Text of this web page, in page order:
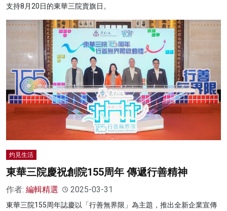
支持8月20日的東華三院賣旗日。
灼見生活
東華三院慶祝創院155周年 傳遞行善精神
作者: 編輯精選 2025-03-31
東華三院155周年誌慶以「行善無界限」為主題，推出全新企業宣傳